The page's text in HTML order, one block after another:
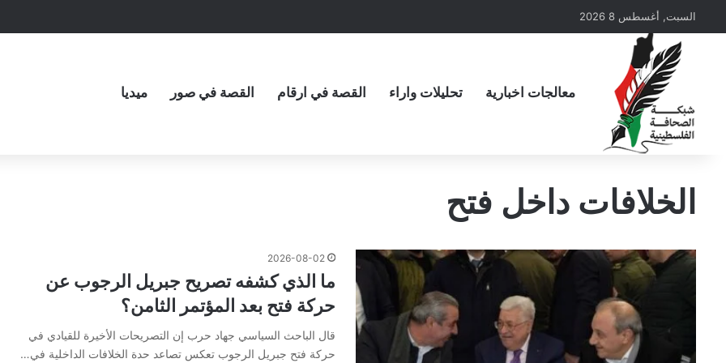
السبت, أغسطس 8 2026
معالجات اخبارية تحليلات واراء القصة في ارقام القصة في صور ميديا
الخلافات داخل فتح
2026-08-02
ما الذي كشفه تصريح جبريل الرجوب عن
حركة فتح بعد المؤتمر الثامن؟
قال الباحث السياسي جهاد حرب إن التصريحات الأخيرة للقيادي في
حركة فتح جبريل الرجوب تعكس تصاعد حدة الخلافات الداخلية في…